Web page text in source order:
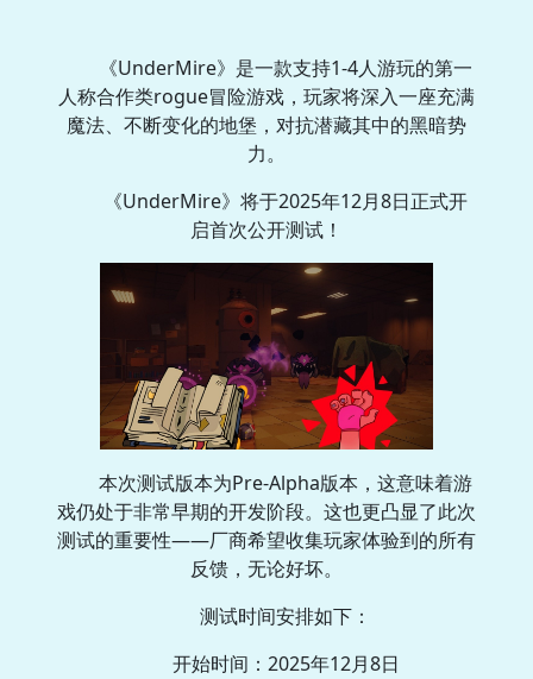
《UnderMire》是一款支持1-4人游玩的第一
人称合作类rogue冒险游戏，玩家将深入一座充满
魔法、不断变化的地堡，对抗潜藏其中的黑暗势
力。
《UnderMire》将于2025年12月8日正式开
启首次公开测试！
本次测试版本为Pre-Alpha版本，这意味着游
戏仍处于非常早期的开发阶段。这也更凸显了此次
测试的重要性——厂商希望收集玩家体验到的所有
反馈，无论好坏。
测试时间安排如下：
开始时间：2025年12月8日